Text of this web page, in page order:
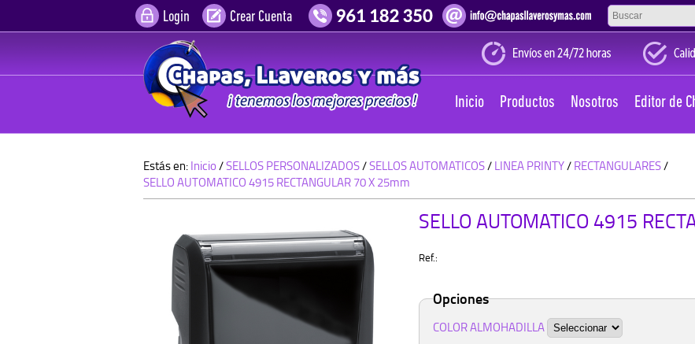
Login Crear Cuenta
Nosotros Editor de
Productos
Inicio
Estás en:Inicio/SELLOS PERSONALIZADOS/SELLOS AUTOMATICOS/LINEA PRINTY/RECTANGULARES/
SELLO AUTOMATICO 4915 RECTANGULAR 70 X 25mm
SELLO AUTOMATICO 4915
Ref.:
Opciones
COLOR ALMOHADILLA